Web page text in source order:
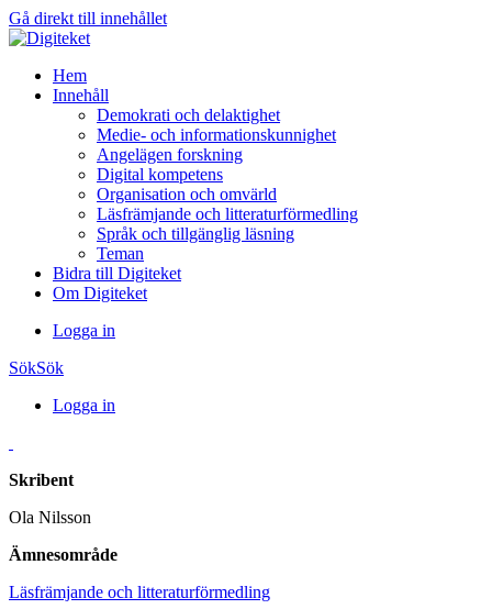
Gå direkt till innehållet
Hem
Innehåll
Demokrati och delaktighet
Medie- och informationskunnighet
Angelägen forskning
Digital kompetens
Organisation och omvärld
Läsfrämjande och litteraturförmedling
Språk och tillgänglig läsning
Teman
Bidra till Digiteket
Om Digiteket
Logga in
SökSök
Logga in
Skribent
Ola Nilsson
Ämnesområde
Läsfrämjande och litteraturförmedling